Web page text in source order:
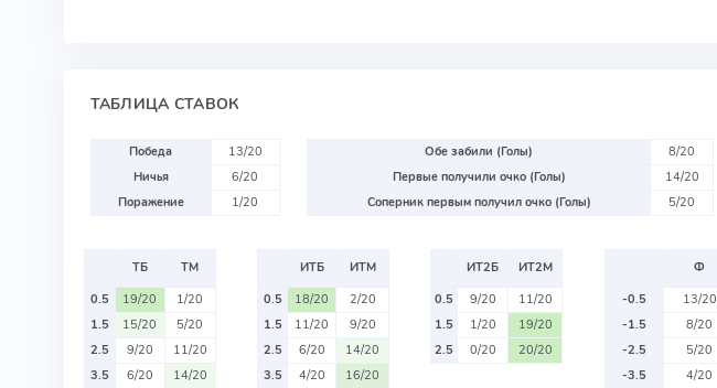
ТАБЛИЦА СТАВОК
Победа
13/20
Ничья
6/20
Поражение
1/20
Обе забили (Голы)
8/20
Первые получили очко (Голы)
14/20
Соперник первым получил очко (Голы)
5/20
ТБ
ТМ
0.5
19/20
1/20
1.5
15/20
5/20
2.5
9/20
11/20
3.5
6/20
14/20
ИТБ
ИТМ
0.5
18/20
2/20
1.5
11/20
9/20
2.5
6/20
14/20
3.5
4/20
16/20
ИТ2Б
ИТ2М
0.5
9/20
11/20
1.5
1/20
19/20
2.5
0/20 20/20
Ф
-0.5
13/20
-1.5
8/20
-2.5
5/20
-3.5
4/20